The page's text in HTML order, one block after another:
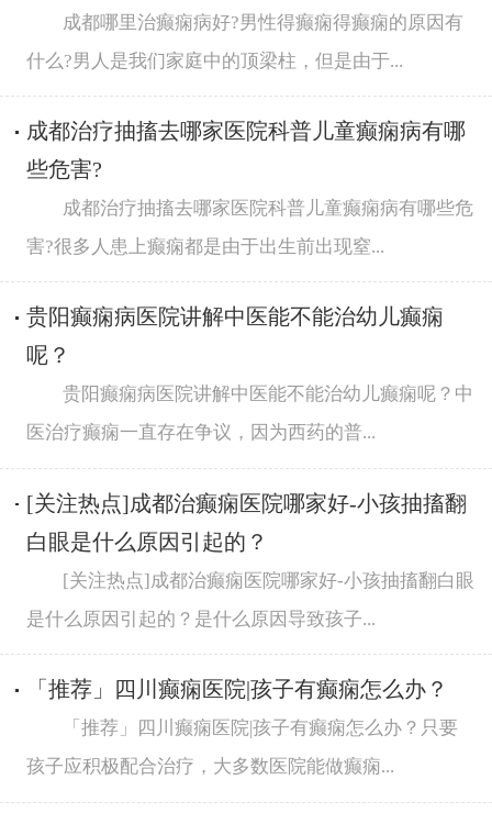
成都哪里治癫痫病好?男性得癫痫得癫痫的原因有
什么?男人是我们家庭中的顶梁柱，但是由于...
成都治疗抽搐去哪家医院科普儿童癫痫病有哪
些危害?
成都治疗抽搐去哪家医院科普儿童癫痫病有哪些危
害?很多人患上癫痫都是由于出生前出现窒...
贵阳癫痫病医院讲解中医能不能治幼儿癫痫
呢？
贵阳癫痫病医院讲解中医能不能治幼儿癫痫呢？中
医治疗癫痫一直存在争议，因为西药的普...
[关注热点]成都治癫痫医院哪家好-小孩抽搐翻
白眼是什么原因引起的？
[关注热点]成都治癫痫医院哪家好-小孩抽搐翻白眼
是什么原因引起的？是什么原因导致孩子...
「推荐」四川癫痫医院|孩子有癫痫怎么办？
「推荐」四川癫痫医院|孩子有癫痫怎么办？只要
孩子应积极配合治疗，大多数医院能做癫痫...